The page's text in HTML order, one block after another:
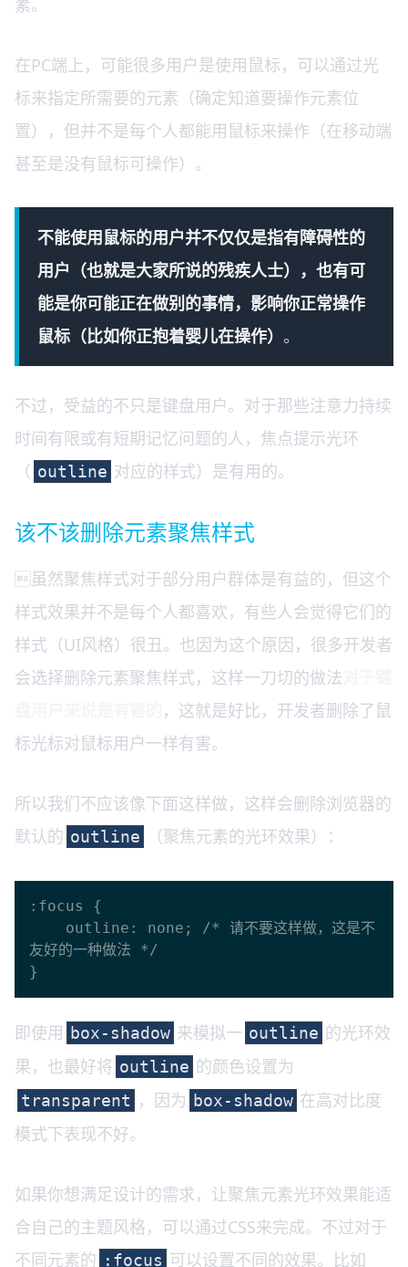
素。
在PC端上，可能很多用户是使用鼠标，可以通过光
标来指定所需要的元素（确定知道要操作元素位
置），但并不是每个人都能用鼠标来操作（在移动端
甚至是没有鼠标可操作）。
不能使用鼠标的用户并不仅仅是指有障碍性的
用户（也就是大家所说的残疾人士），也有可
能是你可能正在做别的事情，影响你正常操作
鼠标（比如你正抱着婴儿在操作） 。
不过，受益的不只是键盘用户。对于那些注意力持续
时间有限或有短期记忆问题的人，焦点提示光环
（ outline 对应的样式）是有用的。
该不该删除元素聚焦样式
虽然聚焦样式对于部分用户群体是有益的，但这个
样式效果并不是每个人都喜欢，有些人会觉得它们的
样式（UI风格）很丑。也因为这个原因，很多开发者
会选择删除元素聚焦样式，这样一刀切的做法
，这就是好比，开发者删除了鼠
标光标对鼠标用户一样有害。
所以我们不应该像下面这样做，这样会删除浏览器的
默认的 outline （聚焦元素的光环效果）：
:focus {
友好的一种做法 */
即使用 box-shadow 来模拟一 outline 的光环效
果，也最好将 outline 的颜色设置为
transparent ，因为 box-shadow 在高对比度
模式下表现不好。
如果你想满足设计的需求，让聚焦元素光环效果能适
合自己的主题风格，可以通过CSS来完成。不过对于
不同元素的 :focus 可以设置不同的效果。比如